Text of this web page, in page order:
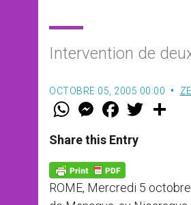
Intervention de
OCTOBRE 05, 2005 00:00
W
t
s
p
p
M
e
s
e
g
e
r
F
a
e
b
k
w
Share this Entry
ROME, Mercredi 5